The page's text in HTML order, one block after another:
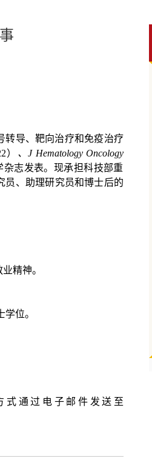
转导、靶向治疗和免疫治疗
） 、J Hematology Oncology
杂志发表。现承担科技部重
员、助理研究员和博士后的
精神。
位。
式通过电子邮件发送至